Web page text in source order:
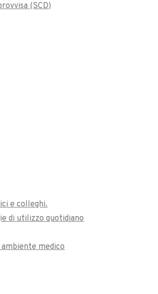
(SCD)
e colleghi.
di utilizzo quotidiano
medico